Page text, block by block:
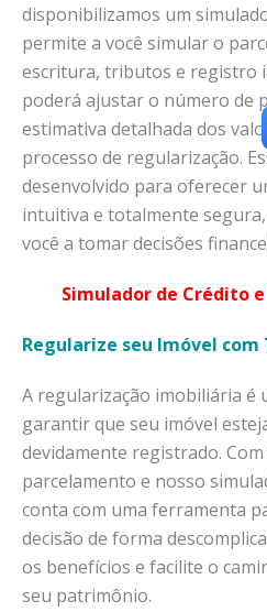
disponibilizamos um
permite a você simular o
escritura, tributos e registro
poderá ajustar o número de
estimativa detalhada dos
processo de regularização.
desenvolvido para oferecer
intuitiva e totalmente
você a tomar decisões
Simulador de Crédito
Regularize seu Imóvel
A regularização imobiliária é
garantir que seu imóvel
devidamente registrado. Com
parcelamento e nosso
conta com uma ferramenta
decisão de forma
os benefícios e facilite o
seu patrimônio.